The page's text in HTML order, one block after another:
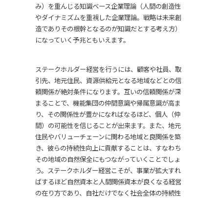
み）を重んじる知識ベース企業理論（人間の創造性
やダイナミズムを重視した企業理論。戦略は未来創
造でありその根幹となるのが知識だとする考え方）
になっていく予兆ともいえます。
ステークホルダー経営を行うには、顧客や社員、取
引先、地元住民、資源供給元となる地域などとの信
頼関係が絶対条件になります。互いの信頼関係が深
まることで、機能集団の仲間意識や帰属意識が高ま
り、その関係性が豊かになればなるほど、個人（仲
間）の可能性を信じることが出来ます。また、地元
住民やバリューチェーンに関わる地域と良関係を築
き、彼らの持続性向上に貢献することは、すなわち
その地域の自然保全にもつながっていくことでしょ
う。ステークホルダー経営こそが、事業が拡大すれ
ばするほど自然資本と人間関係資本が良くなる経営
の在り方であり、自社だけでなく社会全体の持続性